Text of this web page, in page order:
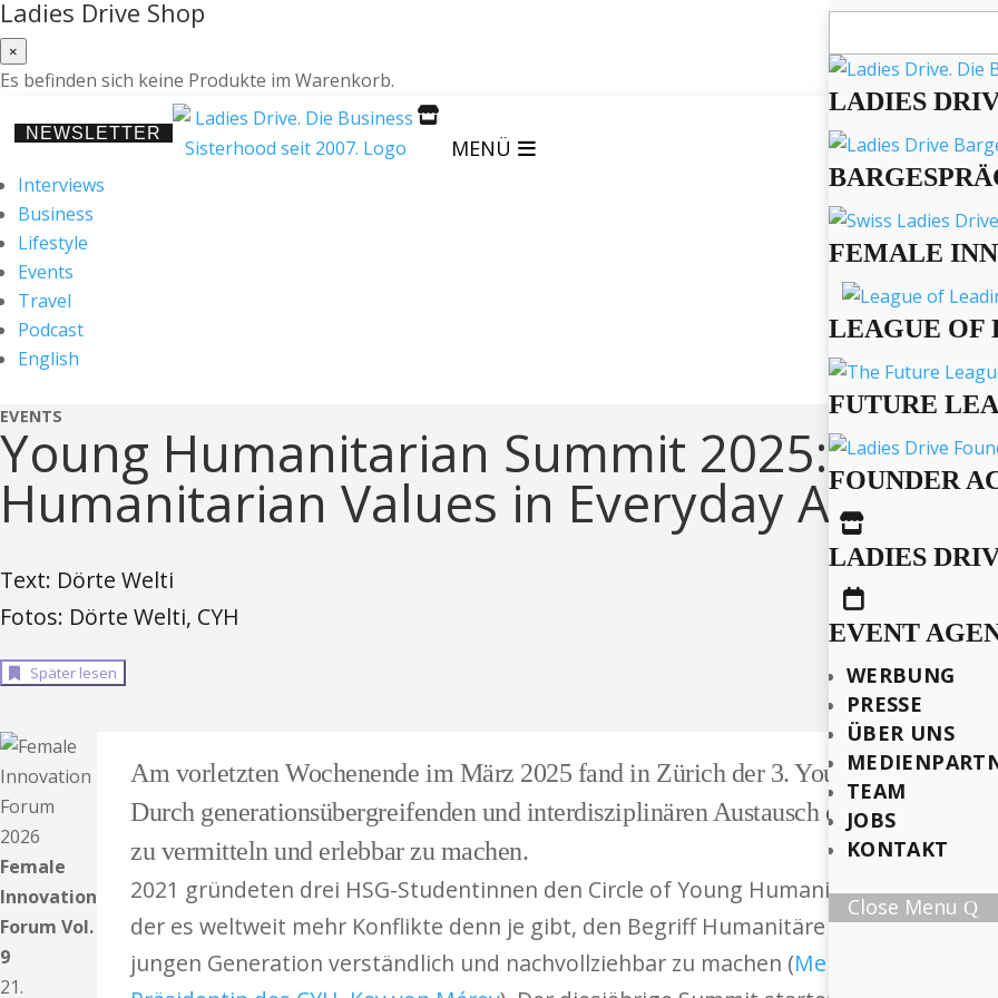
Ladies Drive Shop
×
Es befinden sich keine Produkte im Warenkorb.
NEWSLETTER

MENÜ
Interviews
Business
Lifestyle
Events
Travel
Podcast
English
nach:
LADIES
FEMALE
LEAGUE OF
FUTURE
FOUNDER

LADIES

EVENT
WERBUNG
PRESSE
ÜBER UNS
TEAM
JOBS
KONTAKT
Close Menu
EVENTS
Young Humanitarian Summit 2025:
Humanitarian Values in Everyday Action
Text: Dörte Welti
Fotos: Dörte Welti, CYH
Später lesen
Female
Innovation
Forum Vol.
9
21.
Am vorletzten Wochenende im März 2025 fand in Zürich der 3. Young
Durch generationsübergreifenden und interdisziplinären Austausch der jungen
zu vermitteln und erlebbar zu machen.
2021 gründeten drei HSG-Studentinnen den Circle of Young Humanitarians mit der
der es weltweit mehr Konflikte denn je gibt, den Begriff Humanitäre Hilfe und die
jungen Generation verständlich und nachvollziehbar zu machen (Mehr dazu in